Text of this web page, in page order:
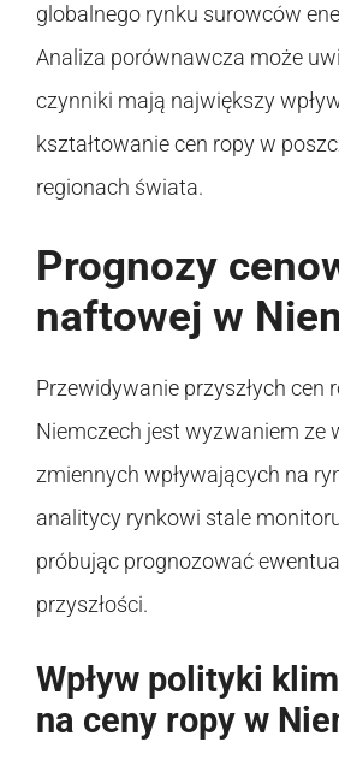
globalnego rynku surowców
Analiza porównawcza może
czynniki mają największy
kształtowanie cen ropy w
regionach świata.
Prognozy
naftowej w
Przewidywanie przyszłych cen
Niemczech jest wyzwaniem ze
zmiennych wpływających na
analitycy rynkowi stale
próbując prognozować
przyszłości.
Wpływ polityki
na ceny ropy w